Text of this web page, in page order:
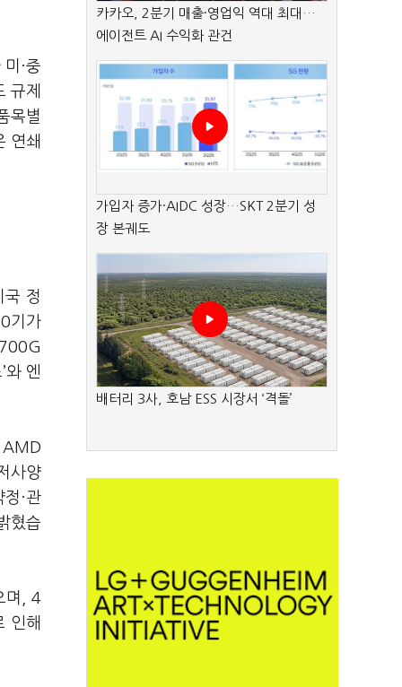
·중
규제
목별
연쇄
국 정
기가
와 엔
AMD
사양
·관
혔습
며, 4
인해
카카오, 2분기 매출·영업익 역대 최대…
에이전트 AI 수익화 관건
가입자 증가·AIDC 성장…SKT 2분기 성
장 본궤도
배터리 3사, 호남 ESS 시장서 ‘격돌’